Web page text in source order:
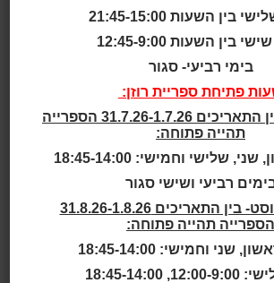
בין השעות 21:45-15:00
בין השעות 12:45-9:00
בימי רביעי- סגור
פתיחת ספריית רוזן:
בחודש יולי- בין התאריכים 31.7.26-1.7.26 הספרייה
תהייה פתוחה:
שלישי וחמישי: 18:45-14:00
רביעי ושישי סגור
חודש אוגוסט- בין התאריכים 31.8.26-1.8.26
הספרייה תהייה פתוחה:
שני וחמישי: 18:45-14:00
18:45-14:00